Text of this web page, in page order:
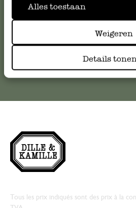
Alles toestaan
Weigeren
Details
Service client en ligne
Tous les prix indiqués sont des prix à la